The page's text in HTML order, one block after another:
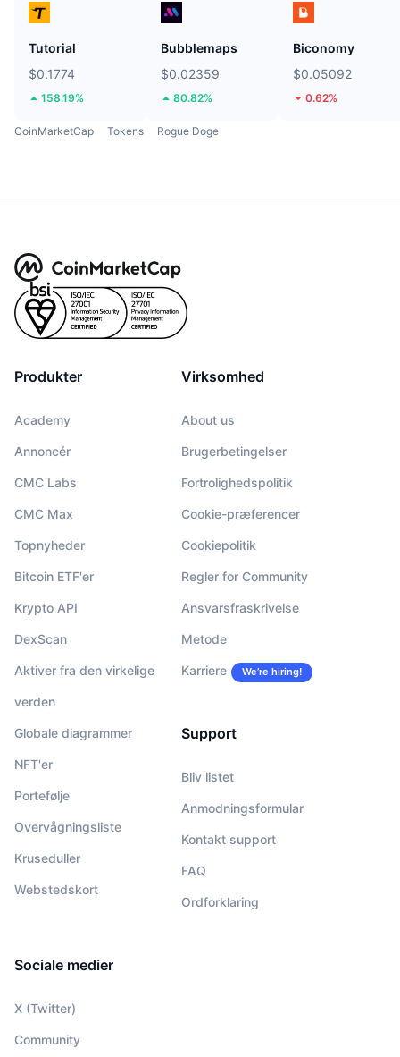
Tutorial
$0.1774
158.19%
Bubblemaps
$0.02359
80.82%
Biconomy
$0.05092
0.62%
CoinMarketCap Tokens Rogue Doge
Produkter
Academy
Annoncér
CMC Labs
CMC Max
Topnyheder
Bitcoin ETF'er
Krypto API
DexScan
Aktiver fra den virkelige
verden
Globale diagrammer
NFT'er
Portefølje
Overvågningsliste
Kruseduller
Webstedskort
Virksomhed
About us
Brugerbetingelser
Fortrolighedspolitik
Cookie-præferencer
Cookiepolitik
Regler for Community
Ansvarsfraskrivelse
Metode
Karriere We’re hiring!
Support
Bliv listet
Anmodningsformular
Kontakt support
FAQ
Ordforklaring
Sociale medier
X (Twitter)
Community